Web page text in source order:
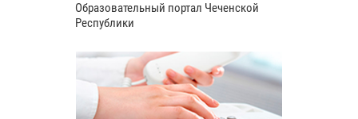
Образовательный портал Чеченской
Республики